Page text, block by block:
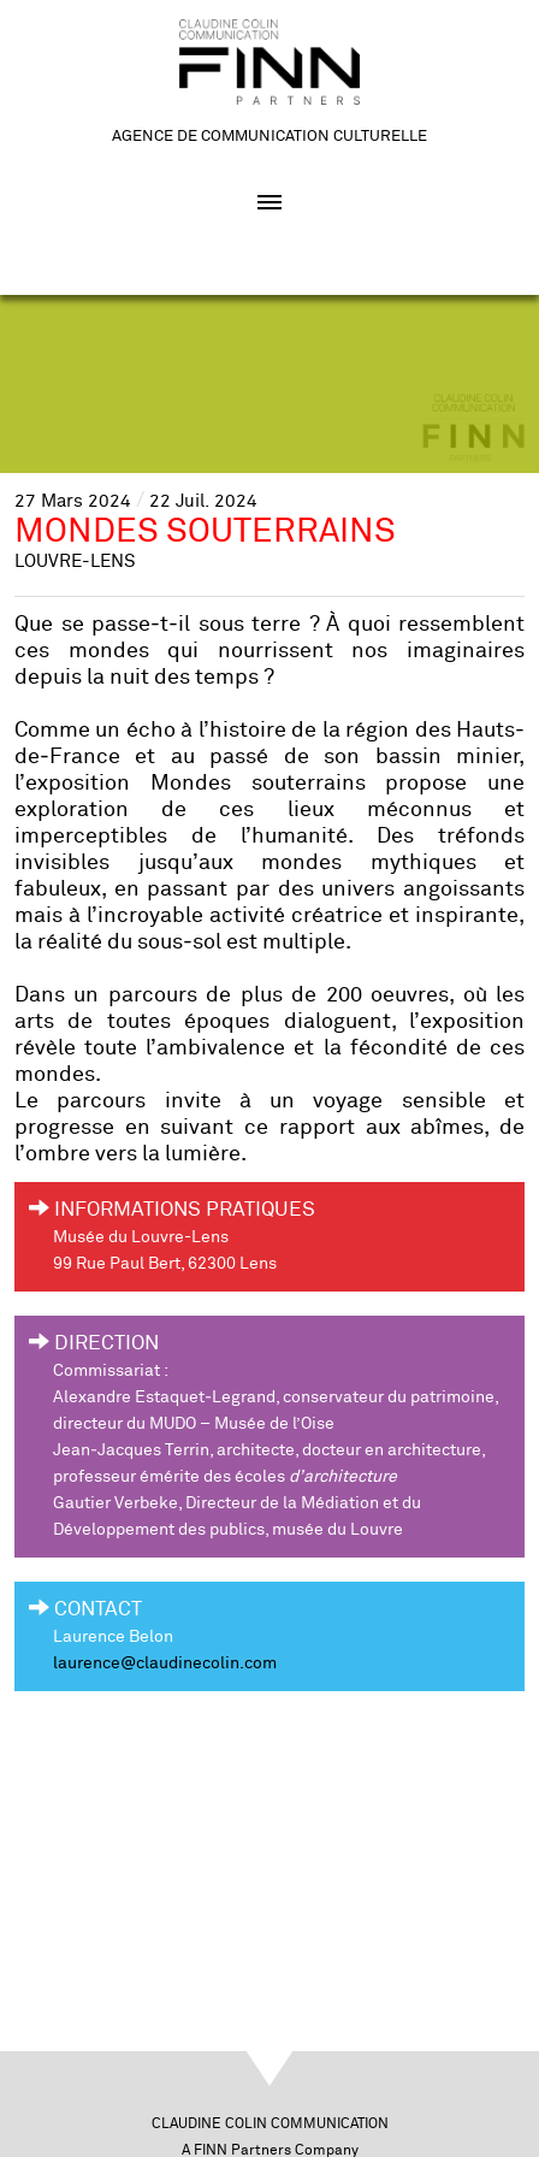
AGENCE DE COMMUNICATION CULTURELLE
27 Mars 2024 22 Juil. 2024
MONDES SOUTERRAINS
LOUVRE-LENS
Que se passe‐t‐il sous terre ? À quoi ressemblent
ces mondes qui nourrissent nos imaginaires
depuis la nuit des temps ?
Comme un écho à l’histoire de la région des Hauts‐
de‐France et au passé de son bassin minier,
l’exposition Mondes souterrains propose une
exploration de ces lieux méconnus et
imperceptibles de l’humanité. Des tréfonds
invisibles jusqu’aux mondes mythiques et
fabuleux, en passant par des univers angoissants
mais à l’incroyable activité créatrice et inspirante,
la réalité du sous‐sol est multiple.
Dans un parcours de plus de 200 oeuvres, où les
arts de toutes époques dialoguent, l’exposition
révèle toute l’ambivalence et la fécondité de ces
mondes.
Le parcours invite à un voyage sensible et
progresse en suivant ce rapport aux abîmes, de
l’ombre vers la lumière.
INFORMATIONS PRATIQUES
Musée du Louvre-Lens
99 Rue Paul Bert, 62300 Lens
DIRECTION
Commissariat :
Alexandre Estaquet‐Legrand, conservateur du patrimoine,
directeur du MUDO – Musée de l’Oise
Jean‐Jacques Terrin, architecte, docteur en architecture,
professeur émérite des écoles d’architecture
Gautier Verbeke, Directeur de la Médiation et du
Développement des publics, musée du Louvre
CONTACT
Laurence Belon
laurence@claudinecolin.com
CLAUDINE COLIN COMMUNICATION
A FINN Partners Company